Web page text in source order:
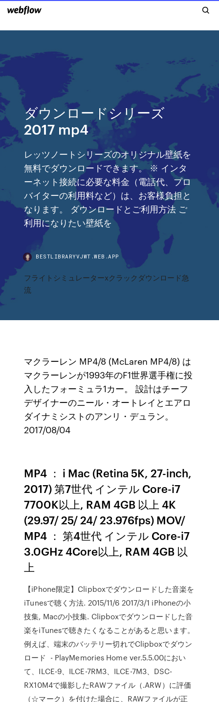
ダウンロードシリーズ
2017 mp4
レッツノートシリーズのオリジナル壁紙を
無料でダウンロードできます。 ※ インタ
ーネット接続に必要な料金（電話代、プロ
バイターの利用料など）は、お客様負担と
なります。 ダウンロードとご利用方法 ご
利用になりたい壁紙を
BESTLIBRARYVJWT.WEB.APP
フライトシミュレーターxクラックダウンロード急
流
マクラーレン MP4/8 (McLaren MP4/8) は
マクラーレンが1993年のF1世界選手権に投
入したフォーミュラ1カー。 設計はチーフ
デザイナーのニール・オートレイとエアロ
ダイナミシストのアンリ・デュラン。
2017/08/04
MP4 ： i Mac (Retina 5K, 27-inch,
2017) 第7世代 インテル Core-i7
7700K以上, RAM 4GB 以上 4K
(29.97/ 25/ 24/ 23.976fps) MOV/
MP4 ： 第4世代 インテル Core-i7
3.0GHz 4Core以上, RAM 4GB 以
上
【iPhone限定】Clipboxでダウンロードした音楽を
iTunesで聴く方法. 2015/11/6 2017/3/1 iPhoneの小
技集, Macの小技集. Clipboxでダウンロードした音
楽をiTunesで聴きたくなることがあると思います。
例えば、端末のバッテリー切れでClipboxでダウン
ロード - PlayMemories Home ver.5.5.00におい
て、ILCE-9、ILCE-7RM3、ILCE-7M3、DSC-
RX10M4で撮影したRAWファイル（.ARW）に評価
（☆マーク）を付けた場合に、RAWファイルが正